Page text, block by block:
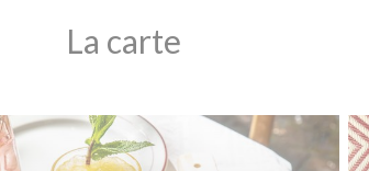
La carte